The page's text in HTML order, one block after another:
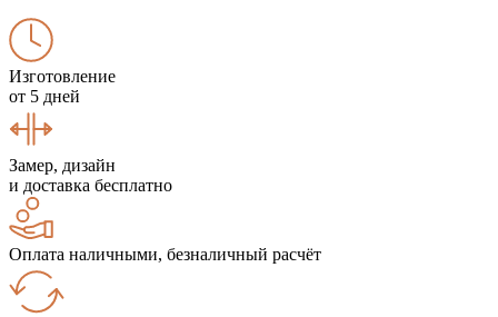
Изготовление
от 5 дней
Замер, дизайн
и доставка бесплатно
Оплата наличными, безналичный расчёт